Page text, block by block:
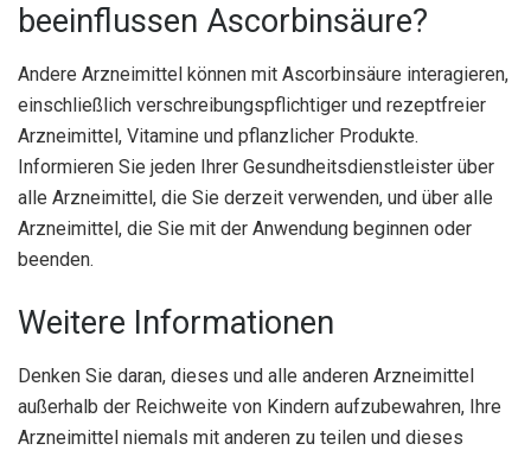
beeinflussen Ascorbinsäure?
Andere Arzneimittel können mit Ascorbinsäure interagieren,
einschließlich verschreibungspflichtiger und rezeptfreier
Arzneimittel, Vitamine und pflanzlicher Produkte.
Informieren Sie jeden Ihrer Gesundheitsdienstleister über
alle Arzneimittel, die Sie derzeit verwenden, und über alle
Arzneimittel, die Sie mit der Anwendung beginnen oder
beenden.
Weitere Informationen
Denken Sie daran, dieses und alle anderen Arzneimittel
außerhalb der Reichweite von Kindern aufzubewahren, Ihre
Arzneimittel niemals mit anderen zu teilen und dieses